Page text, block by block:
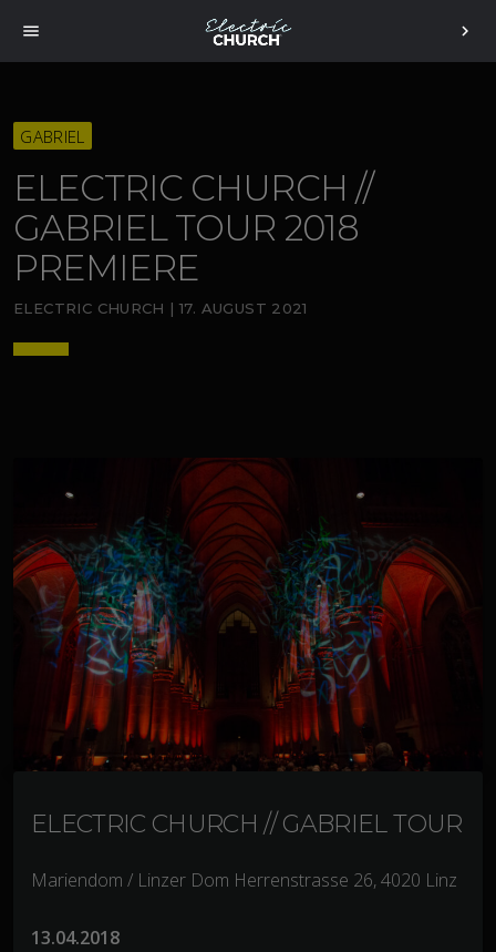
menu chevron_right
GABRIEL
ELECTRIC CHURCH //
GABRIEL TOUR 2018
PREMIERE
ELECTRIC CHURCH | 17. AUGUST 2021
ELECTRIC CHURCH // GABRIEL TOUR
Mariendom / Linzer Dom Herrenstrasse 26, 4020 Linz
13.04.2018